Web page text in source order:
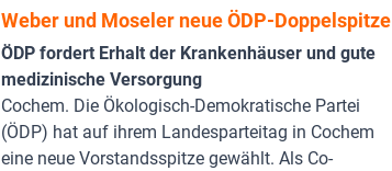
Weber und Moseler neue ÖDP-Doppelspitze
ÖDP fordert Erhalt der Krankenhäuser und gute
medizinische Versorgung
Cochem. Die Ökologisch-Demokratische Partei
(ÖDP) hat auf ihrem Landesparteitag in Cochem
eine neue Vorstandsspitze gewählt. Als Co-